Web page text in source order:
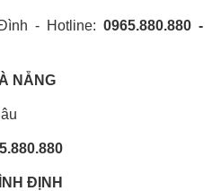
- Hotline: 0965.880.880 -
NẴNG
ĐỊNH